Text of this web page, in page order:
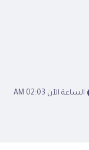
الساعة الآن 02:03 AM